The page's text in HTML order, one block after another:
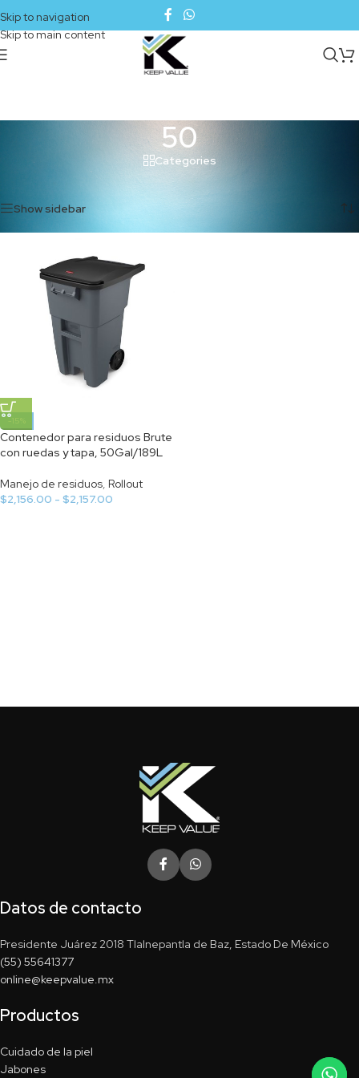
Skip to navigation
Skip to main content
50
Categories
Productos etiquetados “50”
Show sidebar
-15%
Contenedor para residuos Brute
con ruedas y tapa, 50Gal/189L
Manejo de residuos, Rollout
$2,156.00 - $2,157.00
Datos de contacto
Presidente Juárez 2018 Tlalnepantla de Baz, Estado De México
(55) 55641377
online@keepvalue.mx
Productos
Cuidado de la piel
Jabones